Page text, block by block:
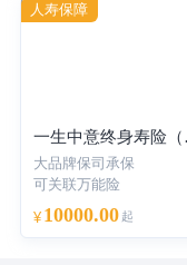
一
大品牌保司承保
可关联万能险
¥ 10000.00 起
人寿保障